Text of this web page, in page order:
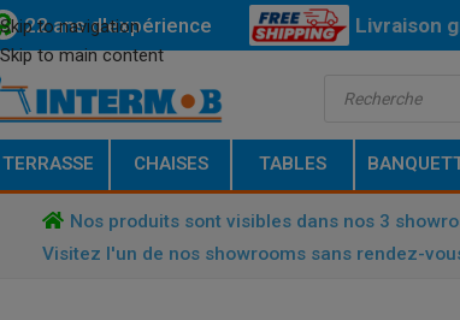
Skip to navigation
Skip to main content
22 ans d'expérience Livraison
TERRASSE CHAISES TABLES
Nos produits sont visibles dans nos 3
Visitez l'un de nos showrooms sans rendez-